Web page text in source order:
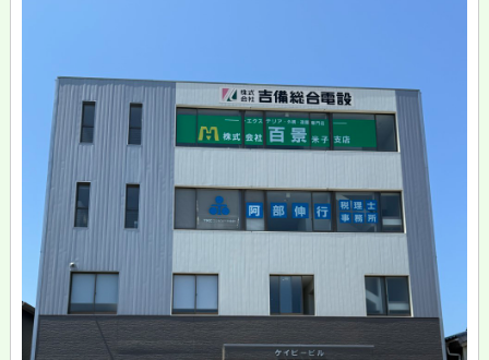
域の方々がもっと元気になれる、そんなやりがいたっぷりのお仕
事です。